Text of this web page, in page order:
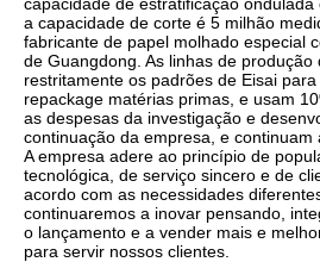
a capacidade de corte é 5 milhão
fabricante de papel molhado especial
de Guangdong. As linhas de produção
restritamente os padrões de Eisai
repackage matérias primas, e usam
as despesas da investigação e
continuação da empresa, e continuam
A empresa adere ao princípio de
tecnológica, de serviço sincero e de
acordo com as necessidades
continuaremos a inovar pensando,
o lançamento e a vender mais e
para servir nossos clientes.